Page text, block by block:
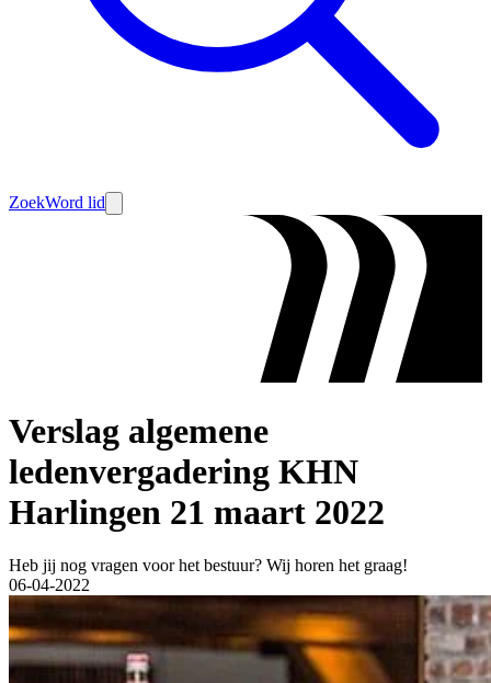
ZoekWord lid
Verslag algemene
ledenvergadering KHN
Harlingen 21 maart 2022
Heb jij nog vragen voor het bestuur? Wij horen het graag!
06-04-2022